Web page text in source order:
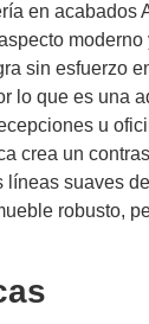
en acabados
moderno
sin esfuerzo
lo que es una
u
crea un
líneas suaves
robusto,